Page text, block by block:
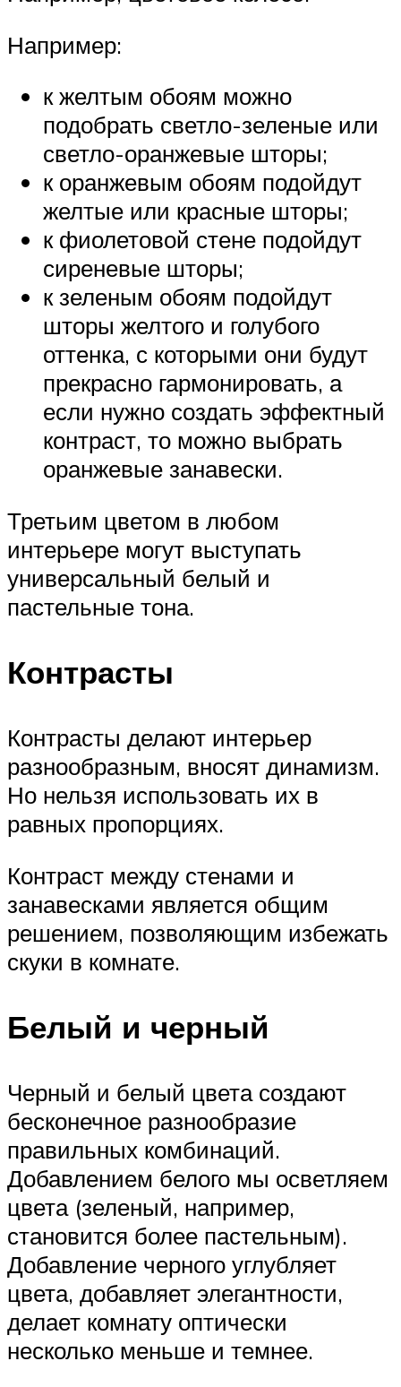
Например:
к желтым обоям можно
подобрать светло-зеленые или
светло-оранжевые шторы;
к оранжевым обоям подойдут
желтые или красные шторы;
к фиолетовой стене подойдут
сиреневые шторы;
к зеленым обоям подойдут
шторы желтого и голубого
оттенка, с которыми они будут
прекрасно гармонировать, а
если нужно создать эффектный
контраст, то можно выбрать
оранжевые занавески.
Третьим цветом в любом
интерьере могут выступать
универсальный белый и
пастельные тона.
Контрасты
Контрасты делают интерьер
разнообразным, вносят динамизм.
Но нельзя использовать их в
равных пропорциях.
Контраст между стенами и
занавесками является общим
решением, позволяющим избежать
скуки в комнате.
Белый и черный
Черный и белый цвета создают
бесконечное разнообразие
правильных комбинаций.
Добавлением белого мы осветляем
цвета (зеленый, например,
становится более пастельным).
Добавление черного углубляет
цвета, добавляет элегантности,
делает комнату оптически
несколько меньше и темнее.